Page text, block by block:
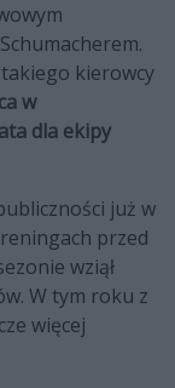
kierowcy
w
dla ekipy
już w
przed
wziął
W tym roku z
więcej